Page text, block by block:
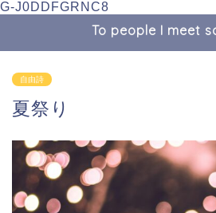
G-J0DDFGRNC8
To people I meet
自由詩
夏祭り